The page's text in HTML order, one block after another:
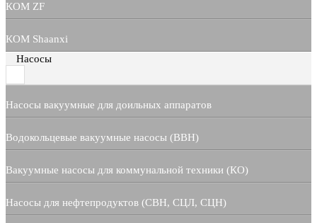
КОМ ZF
КОМ Shaanxi
Насосы
Насосы вакуумные для доильных аппаратов
Водокольцевые вакуумные насосы (ВВН)
Вакуумные насосы для коммунальной техники (КО)
Насосы для нефтепродуктов (СВН, СЦЛ, СЦН)